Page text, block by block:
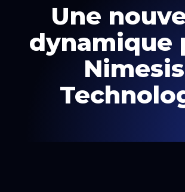
Une
dynamique
Nimesis